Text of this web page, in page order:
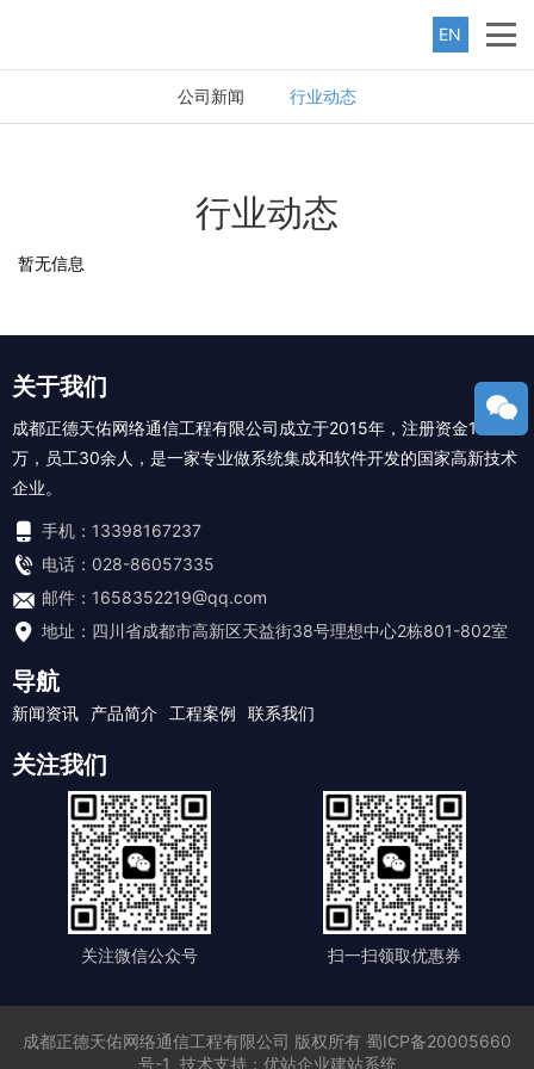
EN
公司新闻 行业动态
行业动态
暂无信息
关于我们
成都正德天佑网络通信工程有限公司成立于2015年，注册资金1000
万，员工30余人，是一家专业做系统集成和软件开发的国家高新技术
企业。
手机：13398167237
电话：028-86057335
邮件：1658352219@qq.com
地址：四川省成都市高新区天益街38号理想中心2栋801-802室
导航
新闻资讯 产品简介 工程案例 联系我们
关注我们
关注微信公众号 扫一扫领取优惠券
成都正德天佑网络通信工程有限公司 版权所有 蜀ICP备20005660
号-1 技术支持： 优站企业建站系统